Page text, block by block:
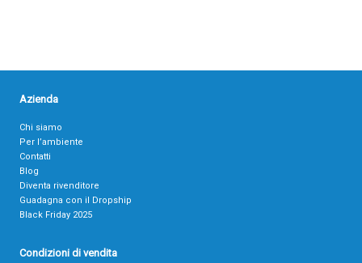
Azienda
Chi siamo
Per l’ambiente
Contatti
Blog
Diventa rivenditore
Guadagna con il Dropship
Black Friday 2025
Condizioni di vendita